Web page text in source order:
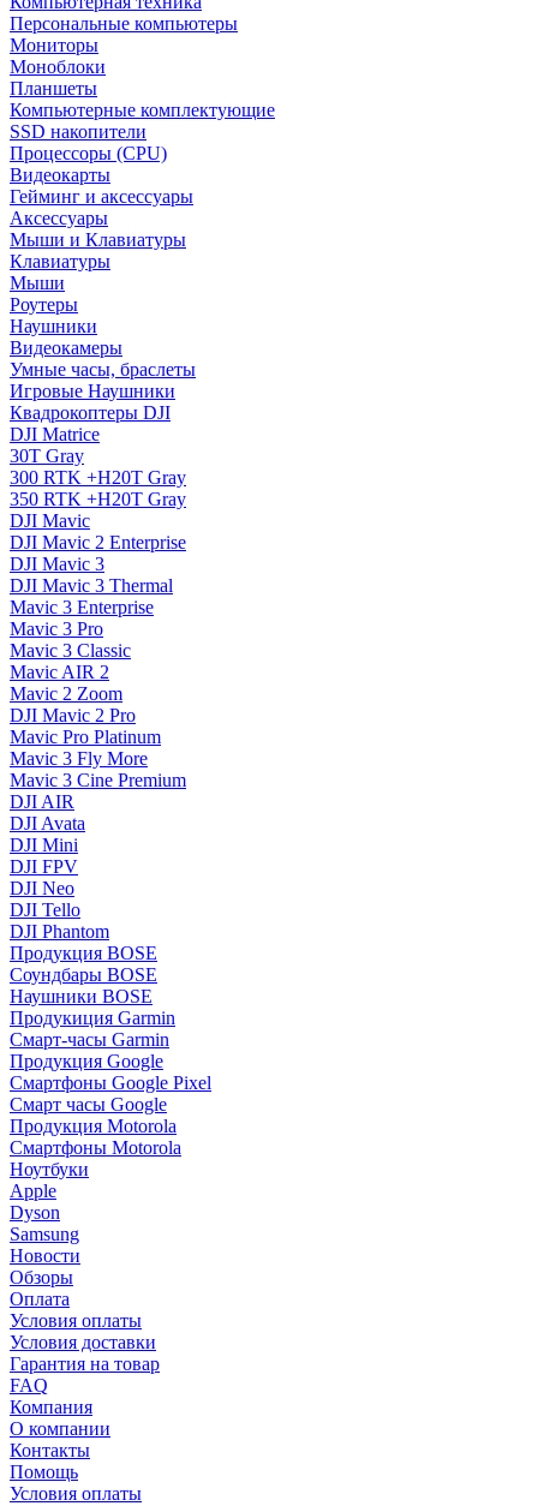
Персональные компьютеры
Мониторы
Моноблоки
Планшеты
Компьютерные комплектующие
SSD накопители
Процессоры (CPU)
Видеокарты
Гейминг и аксессуары
Аксессуары
Мыши и Клавиатуры
Клавиатуры
Мыши
Роутеры
Наушники
Видеокамеры
Умные часы, браслеты
Игровые Наушники
Квадрокоптеры DJI
DJI Matrice
30T Gray
300 RTK +H20T Gray
350 RTK +H20T Gray
DJI Mavic
DJI Mavic 2 Enterprise
DJI Mavic 3
DJI Mavic 3 Thermal
Mavic 3 Enterprise
Mavic 3 Pro
Mavic 3 Сlassic
Mavic AIR 2
Mavic 2 Zoom
DJI Mavic 2 Pro
Mavic Pro Platinum
Mavic 3 Fly More
Mavic 3 Cine Premium
DJI AIR
DJI Avata
DJI Mini
DJI FPV
DJI Neo
DJI Tello
DJI Phantom
Продукция BOSE
Соундбары BOSE
Наушники BOSE
Продукиция Garmin
Смарт-часы Garmin
Продукция Google
Смартфоны Google Pixel
Смарт часы Google
Продукция Motorola
Смартфоны Motorola
Ноутбуки
Apple
Dyson
Samsung
Новости
Обзоры
Оплата
Условия оплаты
Условия доставки
Гарантия на товар
FAQ
Компания
О компании
Контакты
Помощь
Условия оплаты